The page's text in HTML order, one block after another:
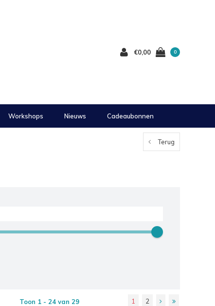
€0,00 0
Workshops Nieuws Cadeaubonnen
Terug
Toon 1 - 24 van 29 1 2